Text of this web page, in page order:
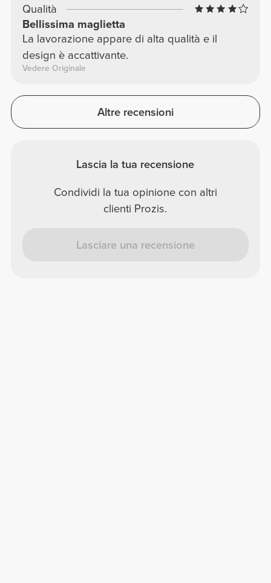
Qualità
Bellissima maglietta
La lavorazione appare di alta qualità e il
design è accattivante.
Vedere Originale
Altre recensioni
Lascia la tua recensione
Condividi la tua opinione con altri
clienti Prozis.
Lasciare una recensione